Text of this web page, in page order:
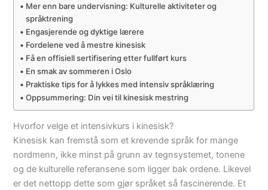
Mer enn bare undervisning: Kulturelle aktiviteter og
språktrening
Engasjerende og dyktige lærere
Fordelene ved å mestre kinesisk
Få en offisiell sertifisering etter fullført kurs
En smak av sommeren i Oslo
Praktiske tips for å lykkes med intensiv språklæring
Oppsummering: Din vei til kinesisk mestring
Hvorfor velge et intensivkurs i kinesisk?
Kinesisk kan fremstå som et krevende språk for mange
nordmenn, ikke minst på grunn av tegnsystemet, tonene
og de kulturelle referansene som ligger bak ordene. Likevel
er det nettopp dette som gjør språket så fascinerende. Et